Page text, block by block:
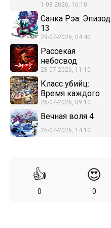
1-08-2026, 16:10
Санка Рэа: Эпизод
13
29-07-2026, 04:40
Рассекая
небосвод
28-07-2026, 11:10
Класс убийц:
Время каждого
26-07-2026, 09:10
Вечная воля 4
25-07-2026, 14:10
👍
0
😍
0